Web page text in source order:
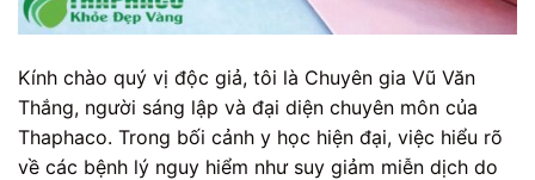
Kính chào quý vị độc giả, tôi là Chuyên gia Vũ Văn
Thắng, người sáng lập và đại diện chuyên môn của
Thaphaco. Trong bối cảnh y học hiện đại, việc hiểu rõ
về các bệnh lý nguy hiểm như suy giảm miễn dịch do